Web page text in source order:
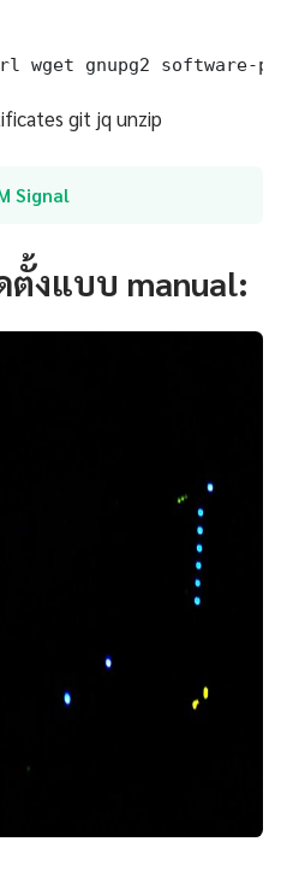
gnupg2 software-
git jq unzip
Signal
ตั้งแบบ manual: